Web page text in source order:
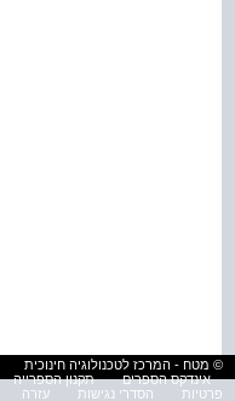
© מטח - המרכז לטכנולוגיה חינוכית
אינדקס הספרים
תקנון הספרייה
פרטיות
הסדרי נגישות עזרה